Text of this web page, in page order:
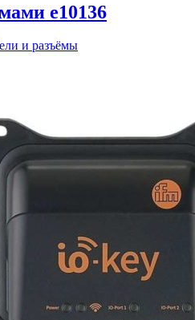
e10136
и разъёмы